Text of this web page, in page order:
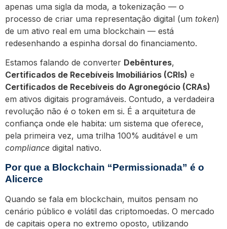
apenas uma sigla da moda, a tokenização — o
processo de criar uma representação digital (um token)
de um ativo real em uma blockchain — está
redesenhando a espinha dorsal do financiamento.
Estamos falando de converter Debêntures,
Certificados de Recebíveis Imobiliários (CRIs) e
Certificados de Recebíveis do Agronegócio (CRAs)
em ativos digitais programáveis. Contudo, a verdadeira
revolução não é o token em si. É a arquitetura de
confiança onde ele habita: um sistema que oferece,
pela primeira vez, uma trilha 100% auditável e um
compliance digital nativo.
Por que a Blockchain “Permissionada” é o
Alicerce
Quando se fala em blockchain, muitos pensam no
cenário público e volátil das criptomoedas. O mercado
de capitais opera no extremo oposto, utilizando